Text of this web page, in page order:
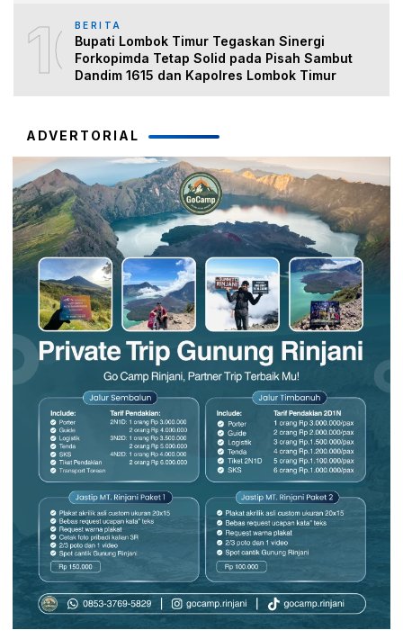
10BERITA
Bupati Lombok Timur Tegaskan Sinergi
Forkopimda Tetap Solid pada Pisah Sambut
Dandim 1615 dan Kapolres Lombok Timur
ADVERTORIAL